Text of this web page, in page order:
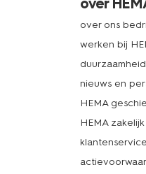
over ons
werken bij
duurzaamheid
nieuws en
HEMA
HEMA zakelijk
klantenservice